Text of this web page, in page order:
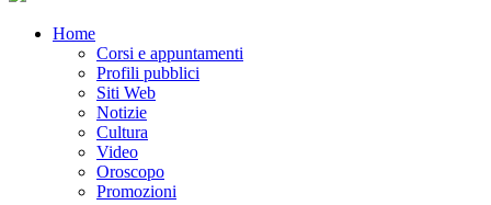
Home
Corsi e appuntamenti
Profili pubblici
Siti Web
Notizie
Cultura
Video
Oroscopo
Promozioni